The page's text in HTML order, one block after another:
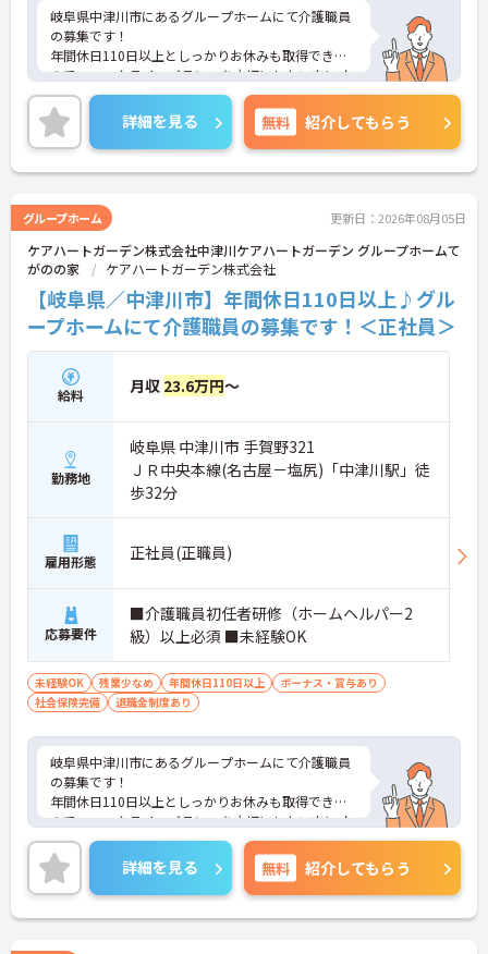
岐阜県中津川市にあるグループホームにて介護職員
の募集です！
年間休日110日以上としっかりお休みも取得できる
ので、ワークライフバランスを大切にしたい方にオ
ススメです◎
複数施設を運営している法人で安定性があり、各種
手当も充実しています◎
ご興味のある方には、面接対策ポイントなど、さら
に詳細をお話しいたしますのでお気軽にご相談くだ
詳細を見る 無料 紹介してもらう
グループホーム 更新日：2026年08月05日
ケアハートガーデン株式会社中津川ケアハートガーデン グループホームて
がのの家
ケアハートガーデン株式会社
【岐阜県／中津川市】年間休日110日以上♪グル
ープホームにて介護職員の募集です！＜正社員＞
給料 月収 23.6万円～
勤務地
岐阜県 中津川市 手賀野321
ＪＲ中央本線(名古屋－塩尻)「中津川駅」徒
歩32分
雇用形態 正社員(正職員)
応募要件
■介護職員初任者研修（ホームヘルパー2
級）以上必須 ■未経験OK
未経験OK 残業少なめ 年間休日110日以上
ボーナス・賞与あり
社会保険完備
退職金制度あり
岐阜県中津川市にあるグループホームにて介護職員
の募集です！
年間休日110日以上としっかりお休みも取得できる
ので、ワークライフバランスを大切にしたい方にオ
ススメです◎
複数施設を運営している法人で安定性があり、各種
手当も充実しています◎
ご興味のある方には、面接対策ポイントなど、さら
に詳細をお話しいたしますのでお気軽にご相談くだ
詳細を見る 無料 紹介してもらう